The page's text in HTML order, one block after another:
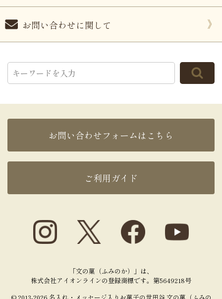
お問い合わせに関して
お問い合わせフォームはこちら
ご利用ガイド
「文の菓（ふみのか）」は、
株式会社アイオンラインの登録商標です。第5649218号